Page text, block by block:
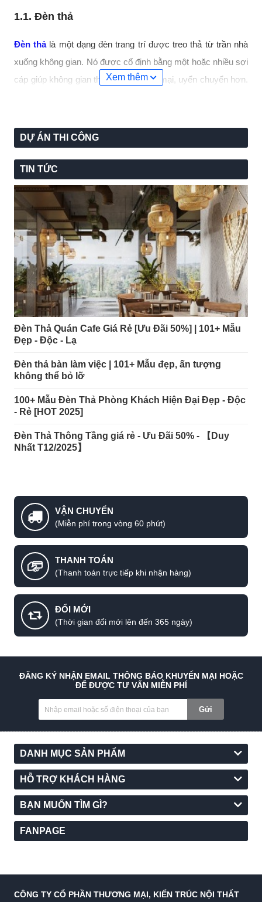
1.1. Đèn thả
Đèn thảlà một dạng đèn trang trí được treo thả từ trần nhà
xuống không gian. Nó được cố định bằng một hoặc nhiều sợi
cáp giúp không gian thêm phần mềm mại, uyển chuyển hơn.
dùng: Sắt, đồng, hợp kim, thủy tinh, phale,... Tham khảo một
số mẫu đèn thả được sử dụng phổ biến hiện nay.
Đèn thả chao thủy tinh trang trí nội thất.
Bộ đèn trang trí cao cấp phong cách hiện đại.
Xem thêm
DỰ ÁN THI CÔNG
TIN TỨC
Đèn Thả Quán Cafe Giá Rẻ [Ưu Đãi 50%] | 101+ Mẫu
Đẹp - Độc - Lạ
Đèn thả bàn làm việc | 101+ Mẫu đẹp, ấn tượng
không thể bỏ lỡ
100+ Mẫu Đèn Thả Phòng Khách Hiện Đại Đẹp - Độc
- Rẻ [HOT 2025]
Đèn Thả Thông Tầng giá rẻ - Ưu Đãi 50% - 【Duy
Nhất T12/2025】
VẬN CHUYỂN
(Miễn phí trong vòng 60 phút)
THANH TOÁN
(Thanh toán trực tiếp khi nhận hàng)
ĐỔI MỚI
(Thời gian đổi mới lên đến 365 ngày)
ĐĂNG KÝ NHẬN EMAIL THÔNG BÁO KHUYẾN MẠI HOẶC
ĐỂ ĐƯỢC TƯ VẤN MIỄN PHÍ
Gửi
DANH MỤC SẢN PHẨM
HỖ TRỢ KHÁCH HÀNG
BẠN MUỐN TÌM GÌ?
FANPAGE
CÔNG TY CỔ PHẦN THƯƠNG MẠI, KIẾN TRÚC NỘI THẤT